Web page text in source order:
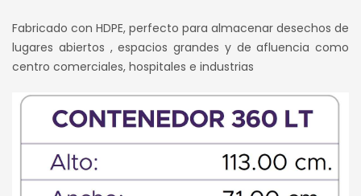
original
era:
S/ 550.00.
actual
es:
S/ 480.00.
Fabricado con HDPE, perfecto para almacenar desechos de
lugares abiertos , espacios grandes y de afluencia como
centro comerciales, hospitales e industrias